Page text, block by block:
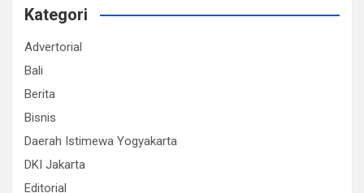
Kategori
Advertorial
Bali
Berita
Bisnis
Daerah Istimewa Yogyakarta
DKI Jakarta
Editorial